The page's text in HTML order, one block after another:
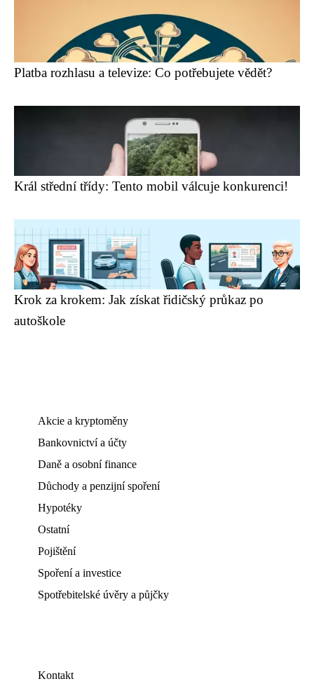
Platba rozhlasu a televize: Co potřebujete vědět?
Král střední třídy: Tento mobil válcuje konkurenci!
Krok za krokem: Jak získat řidičský průkaz po
autoškole
Akcie a kryptoměny
Bankovnictví a účty
Daně a osobní finance
Důchody a penzijní spoření
Hypotéky
Ostatní
Pojištění
Spoření a investice
Spotřebitelské úvěry a půjčky
Kontakt